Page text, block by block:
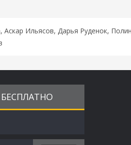
Ильясов, Дарья Руденок,